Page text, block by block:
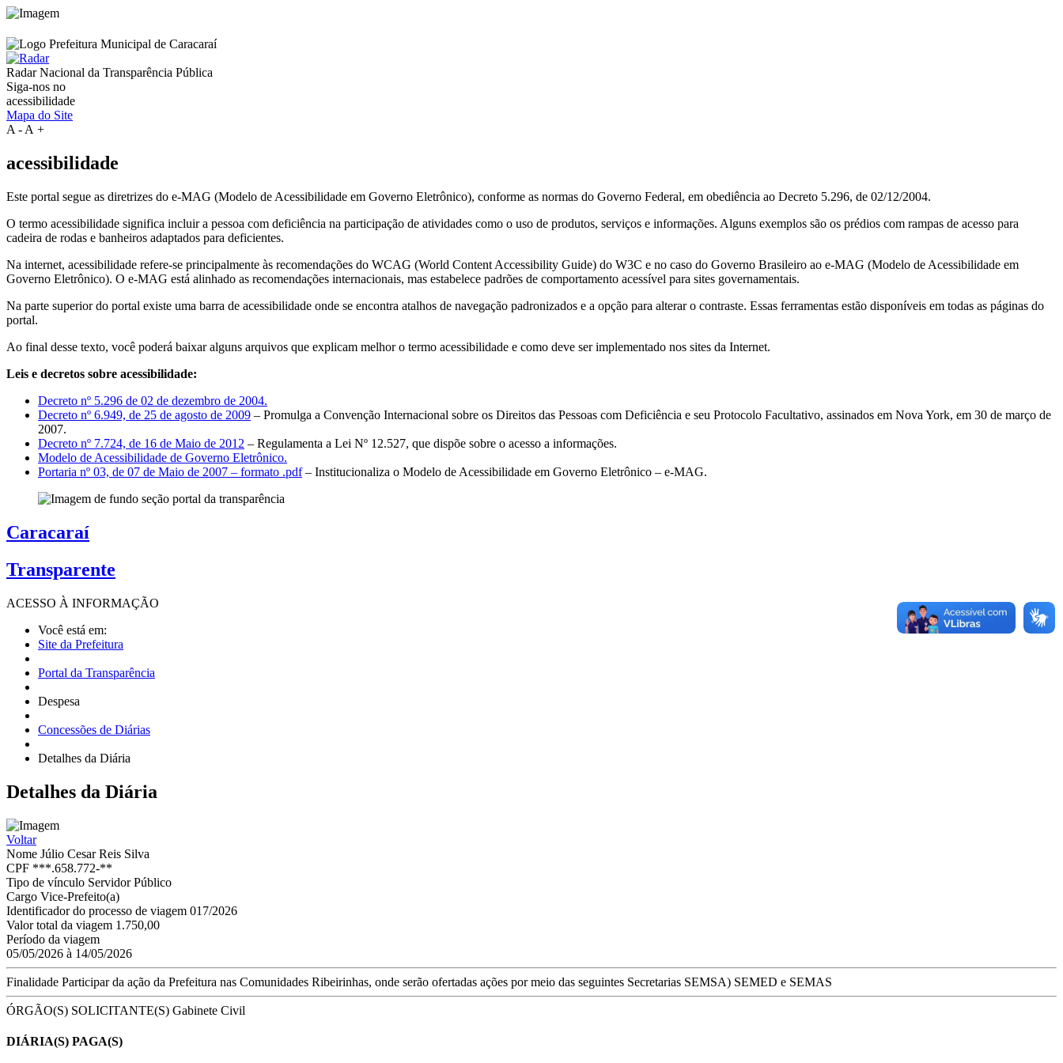
Radar Nacional da Transparência Pública
Siga-nos no
acessibilidade
Mapa do Site
A-A +
acessibilidade
Este portal segue as diretrizes do e-MAG (Modelo de Acessibilidade em Governo Eletrônico), conforme as normas do Governo Federal, em obediência ao Decreto 5.296, de 02/12/2004.
O termo acessibilidade significa incluir a pessoa com deficiência na participação de atividades como o uso de produtos, serviços e informações. Alguns exemplos são os prédios com rampas de acesso para
cadeira de rodas e banheiros adaptados para deficientes.
Na internet, acessibilidade refere-se principalmente às recomendações do WCAG (World Content Accessibility Guide) do W3C e no caso do Governo Brasileiro ao e-MAG (Modelo de Acessibilidade em
Governo Eletrônico). O e-MAG está alinhado as recomendações internacionais, mas estabelece padrões de comportamento acessível para sites governamentais.
Na parte superior do portal existe uma barra de acessibilidade onde se encontra atalhos de navegação padronizados e a opção para alterar o contraste. Essas ferramentas estão disponíveis em todas as páginas do
portal.
Ao final desse texto, você poderá baixar alguns arquivos que explicam melhor o termo acessibilidade e como deve ser implementado nos sites da Internet.
Leis e decretos sobre acessibilidade:
Decreto nº 5.296 de 02 de dezembro de 2004.
Decreto nº 6.949, de 25 de agosto de 2009 – Promulga a Convenção Internacional sobre os Direitos das Pessoas com Deficiência e seu Protocolo Facultativo, assinados em Nova York, em 30 de março de
2007.
Decreto nº 7.724, de 16 de Maio de 2012 – Regulamenta a Lei Nº 12.527, que dispõe sobre o acesso a informações.
Modelo de Acessibilidade de Governo Eletrônico.
Portaria nº 03, de 07 de Maio de 2007 – formato .pdf– Institucionaliza o Modelo de Acessibilidade em Governo Eletrônico – e-MAG.
Caracaraí
Transparente
ACESSO À INFORMAÇÃO
Você está em:
Site da Prefeitura
Portal da Transparência
Despesa
Concessões de Diárias
Detalhes da Diária
Detalhes da Diária
Voltar
Nome Júlio Cesar Reis Silva
CPF ***.658.772-**
Tipo de vínculo Servidor Público
Cargo Vice-Prefeito(a)
Identificador do processo de viagem 017/2026
Valor total da viagem 1.750,00
Período da viagem
05/05/2026 à 14/05/2026
Finalidade Participar da ação da Prefeitura nas Comunidades Ribeirinhas, onde serão ofertadas ações por meio das seguintes Secretarias SEMSA) SEMED e SEMAS
ÓRGÃO(S) SOLICITANTE(S) Gabinete Civil
DIÁRIA(S) PAGA(S)